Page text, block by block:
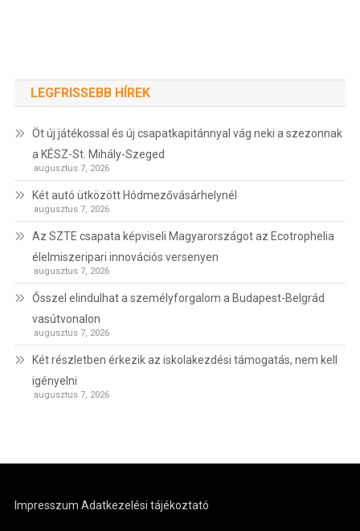
LEGFRISSEBB HÍREK
Öt új játékossal és új csapatkapitánnyal vág neki a szezonnak
a KÉSZ-St. Mihály-Szeged
augusztus 7, 2026
Két autó ütközött Hódmezővásárhelynél
augusztus 7, 2026
Az SZTE csapata képviseli Magyarországot az Ecotrophelia
élelmiszeripari innovációs versenyen
augusztus 7, 2026
Ősszel elindulhat a személyforgalom a Budapest-Belgrád
vasútvonalon
augusztus 7, 2026
Két részletben érkezik az iskolakezdési támogatás, nem kell
igényelni
augusztus 7, 2026
Impresszum Adatkezelési tájékoztató